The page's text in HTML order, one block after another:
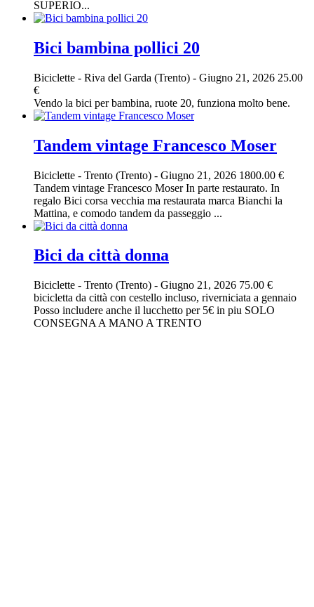
SUPERIO...
Bici bambina pollici 20
Biciclette - Riva del Garda (Trento) - Giugno 21, 2026 25.00
€
Vendo la bici per bambina, ruote 20, funziona molto bene.
Tandem vintage Francesco Moser
Biciclette - Trento (Trento) - Giugno 21, 2026 1800.00 €
Tandem vintage Francesco Moser In parte restaurato. In
regalo Bici corsa vecchia ma restaurata marca Bianchi la
Mattina, e comodo tandem da passeggio ...
Bici da città donna
Biciclette - Trento (Trento) - Giugno 21, 2026 75.00 €
bicicletta da città con cestello incluso, riverniciata a gennaio
Posso includere anche il lucchetto per 5€ in piu SOLO
CONSEGNA A MANO A TRENTO